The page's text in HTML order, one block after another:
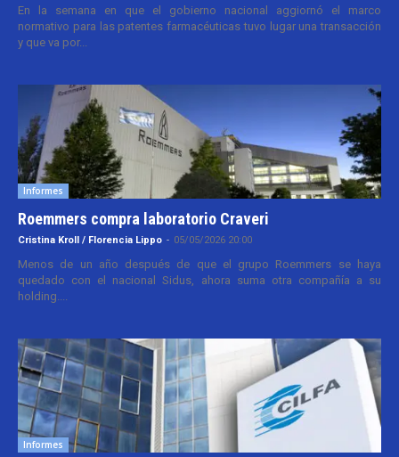
En la semana en que el gobierno nacional aggiornó el marco
normativo para las patentes farmacéuticas tuvo lugar una transacción
y que va por...
Informes
Roemmers compra laboratorio Craveri
Cristina Kroll / Florencia Lippo - 05/05/2026 20:00
Menos de un año después de que el grupo Roemmers se haya
quedado con el nacional Sidus, ahora suma otra compañía a su
holding....
Informes